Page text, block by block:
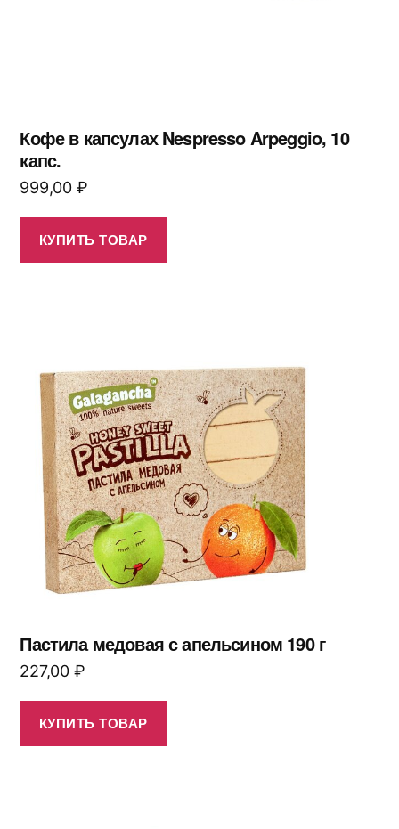
Кофе в капсулах Nespresso Arpeggio, 10
капс.
999,00 ₽
КУПИТЬ ТОВАР
Пастила медовая с апельсином 190 г
227,00 ₽
КУПИТЬ ТОВАР